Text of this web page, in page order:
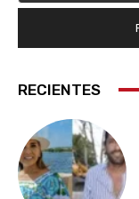
RECIENTES